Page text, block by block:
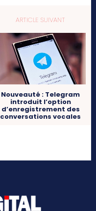
ARTICLE SUIVANT
Nouveauté : Telegram
introduit l’option
d’enregistrement des
conversations vocales